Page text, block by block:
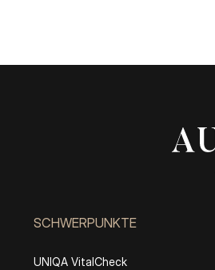
SCHWERPUNKTE
UNIQA VitalCheck